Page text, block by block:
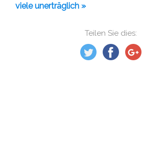
Teilen Sie dies:
viele unerträglich »